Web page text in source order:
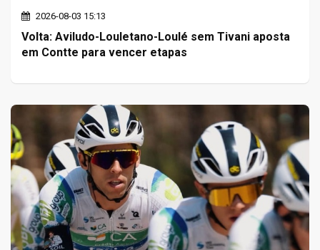
2026-08-03 15:13
Volta: Aviludo-Louletano-Loulé sem Tivani aposta
em Contte para vencer etapas